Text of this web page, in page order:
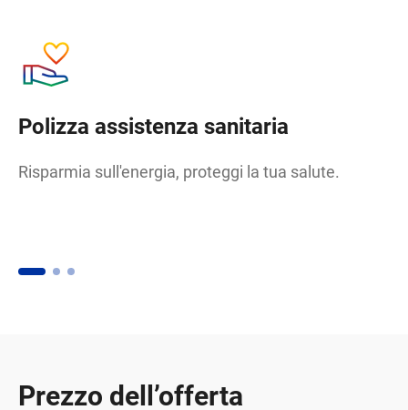
Polizza assistenza sanitaria
Risparmia sull'energia, proteggi la tua salute.
Prezzo dell’offerta